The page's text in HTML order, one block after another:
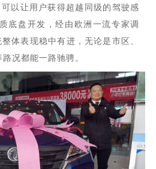
以让用户获得超越同级的驾驶感
底盘开发，经由欧洲一流专家调
体表现稳中有进，无论是市区、
况都能一路驰骋。